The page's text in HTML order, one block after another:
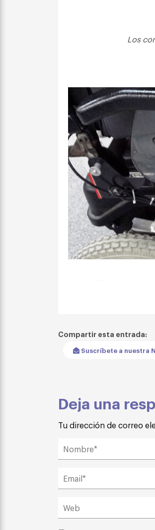
Los
Compartir esta entrada:
Suscríbete a nuestra
Deja una
Tu dirección de correo